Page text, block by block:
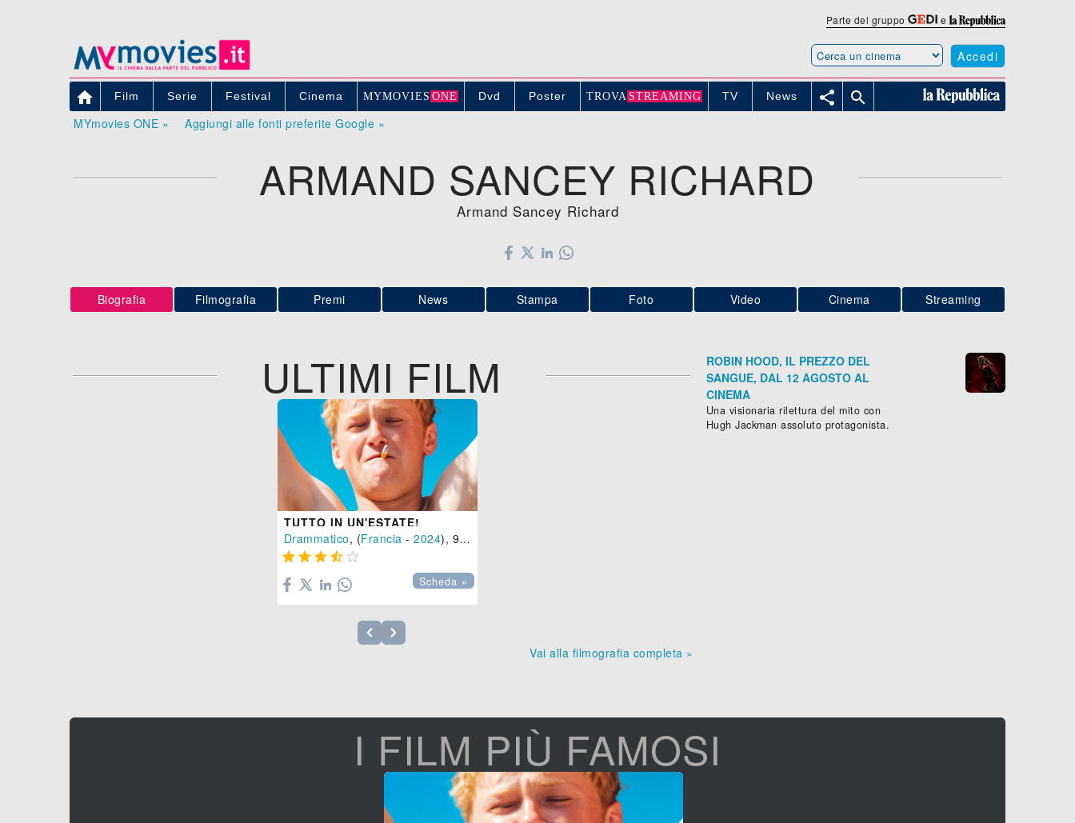
Parte del gruppo e
Accedi
 Film Serie Festival Cinema MYMOVIE S ONE Dvd Poster TROVA STREAMING TV News  
MYmovies ONE » Aggiungi alle fonti preferite Google »
ARMAND SANCEY RICHARD
Armand Sancey Richard
Biografia Filmografia Premi News Stampa Foto Video Cinema Streaming
ULTIMI FILM
TUTTO IN UN'ESTATE!
Drammatico, (Francia -2024), 90 min.
    
Scheda »
Vai alla filmografia completa »
ROBIN HOOD, IL PREZZO DEL
SANGUE, DAL 12 AGOSTO AL
CINEMA
Una visionaria rilettura del mito con
Hugh Jackman assoluto protagonista.
I FILM PIÙ FAMOSI